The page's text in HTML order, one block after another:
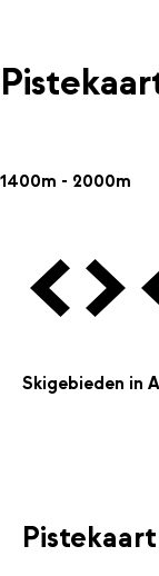
1400m - 2000m
Vorige
Skigebieden in